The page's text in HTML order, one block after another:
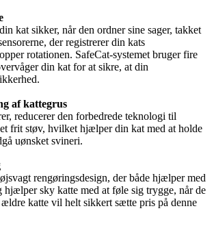
kat sikker, når den ordner sine sager, takket
der registrerer din kats
rotationen. SafeCat-systemet bruger fire
din kat for at sikre, at din
af kattegrus
reducerer den forbedrede teknologi til
frit støv, hvilket hjælper din kat med at holde
uønsket svineri.
rengøringsdesign, der både hjælper med
hjælper sky katte med at føle sig trygge, når de
katte vil helt sikkert sætte pris på denne